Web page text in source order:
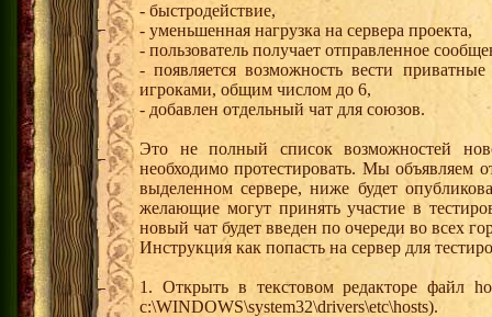
- быстродействие,
- уменьшенная нагрузка на сервера проекта,
- пользователь получает отправленное
- появляется возможность вести
игроками, общим числом до 6,
- добавлен отдельный чат для союзов.
Это не полный список возможностей
необходимо протестировать. Мы объявляем
выделенном сервере, ниже будет
желающие могут принять участие в
новый чат будет введен по очереди во всех
Инструкция как попасть на сервер для
1. Открыть в текстовом редакторе файл
c:\WINDOWS\system32\drivers\etc\hosts).